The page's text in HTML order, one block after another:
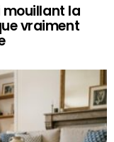
mouillant la
vraiment